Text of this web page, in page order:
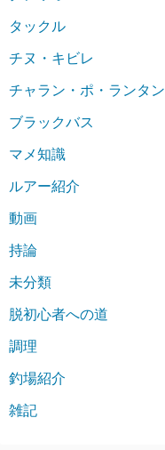
タックル
チヌ・キビレ
チャラン・ポ・ランタン
ブラックバス
マメ知識
ルアー紹介
動画
持論
未分類
脱初心者への道
調理
釣場紹介
雑記